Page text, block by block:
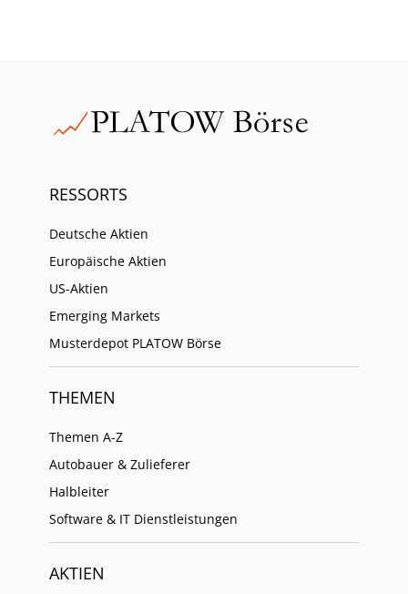
RESSORTS
Deutsche Aktien
Europäische Aktien
US-Aktien
Emerging Markets
Musterdepot PLATOW Börse
THEMEN
Themen A-Z
Autobauer & Zulieferer
Halbleiter
Software & IT Dienstleistungen
AKTIEN